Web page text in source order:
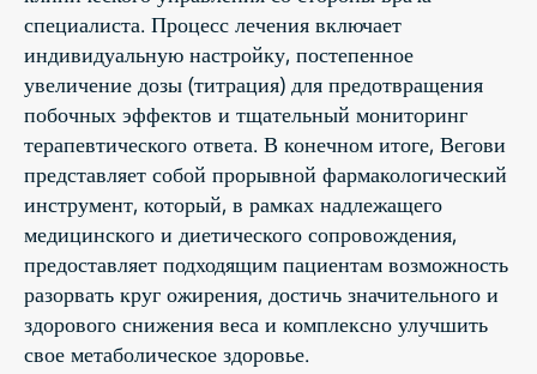
специалиста. Процесс лечения включает
индивидуальную настройку, постепенное
увеличение дозы (титрация) для предотвращения
побочных эффектов и тщательный мониторинг
терапевтического ответа. В конечном итоге, Вегови
представляет собой прорывной фармакологический
инструмент, который, в рамках надлежащего
медицинского и диетического сопровождения,
предоставляет подходящим пациентам возможность
разорвать круг ожирения, достичь значительного и
здорового снижения веса и комплексно улучшить
свое метаболическое здоровье.